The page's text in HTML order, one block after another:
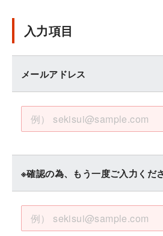
入力項目
メールアドレス
※確認の為、もう一度ご入力くだ